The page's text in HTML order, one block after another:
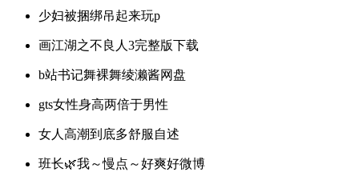
少妇被捆绑吊起来玩p
画江湖之不良人3完整版下载
b站书记舞裸舞绫濑酱网盘
gts女性身高两倍于男性
女人高潮到底多舒服自述
班长🌿我～慢点～好爽好微博